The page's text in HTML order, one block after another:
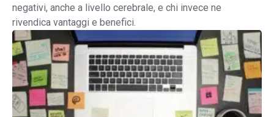
negativi, anche a livello cerebrale, e chi invece ne
rivendica vantaggi e benefici.